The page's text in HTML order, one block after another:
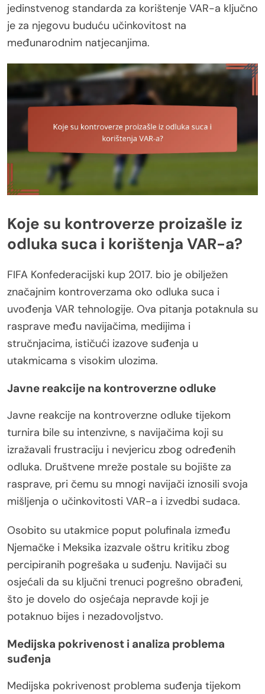
jedinstvenog standarda za korištenje VAR-a ključno
je za njegovu buduću učinkovitost na
međunarodnim natjecanjima.
Koje su kontroverze proizašle iz
odluka suca i korištenja VAR-a?
FIFA Konfederacijski kup 2017. bio je obilježen
značajnim kontroverzama oko odluka suca i
uvođenja VAR tehnologije. Ova pitanja potaknula su
rasprave među navijačima, medijima i
stručnjacima, ističući izazove suđenja u
utakmicama s visokim ulozima.
Javne reakcije na kontroverzne odluke
Javne reakcije na kontroverzne odluke tijekom
turnira bile su intenzivne, s navijačima koji su
izražavali frustraciju i nevjericu zbog određenih
odluka. Društvene mreže postale su bojište za
rasprave, pri čemu su mnogi navijači iznosili svoja
mišljenja o učinkovitosti VAR-a i izvedbi sudaca.
Osobito su utakmice poput polufinala između
Njemačke i Meksika izazvale oštru kritiku zbog
percipiranih pogrešaka u suđenju. Navijači su
osjećali da su ključni trenuci pogrešno obrađeni,
što je dovelo do osjećaja nepravde koji je
potaknuo bijes i nezadovoljstvo.
Medijska pokrivenost i analiza problema
suđenja
Medijska pokrivenost problema suđenja tijekom